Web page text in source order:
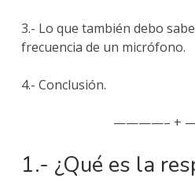
3.- Lo que también debo
frecuencia de un micrófono.
4.- Conclusión.
————– +
1.- ¿Qué es la